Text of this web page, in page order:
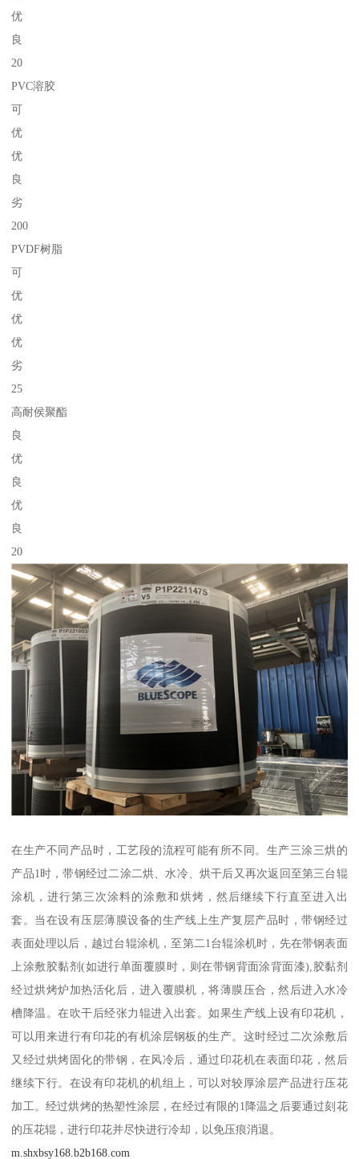
优
良
20
PVC溶胶
可
优
优
良
劣
200
PVDF树脂
可
优
优
优
劣
25
高耐侯聚酯
良
优
良
优
良
20
在生产不同产品时，工艺段的流程可能有所不同。生产三涂三烘的
产品1时，带钢经过二涂二烘、水冷、烘干后又再次返回至第三台辊
涂机，进行第三次涂料的涂敷和烘烤，然后继续下行直至进入出
套。当在设有压层薄膜设备的生产线上生产复层产品时，带钢经过
表面处理以后，越过台辊涂机，至第二1台辊涂机时，先在带钢表面
上涂敷胶黏剂(如进行单面覆膜时，则在带钢背面涂背面漆),胶黏剂
经过烘烤炉加热活化后，进入覆膜机，将薄膜压合，然后进入水冷
槽降温。在吹干后经张力辊进入出套。如果生产线上设有印花机，
可以用来进行有印花的有机涂层钢板的生产。这时经过二次涂敷后
又经过烘烤固化的带钢，在风冷后，通过印花机在表面印花，然后
继续下行。在设有印花机的机组上，可以对较厚涂层产品进行压花
加工。经过烘烤的热塑性涂层，在经过有限的1降温之后要通过刻花
的压花辊，进行印花并尽快进行冷却，以免压痕消退。
m.shxbsy168.b2b168.com